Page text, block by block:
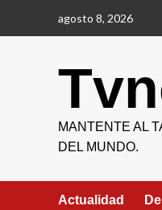
agosto 8, 2026
MANTENTE AL
DEL MUNDO.
Actualidad